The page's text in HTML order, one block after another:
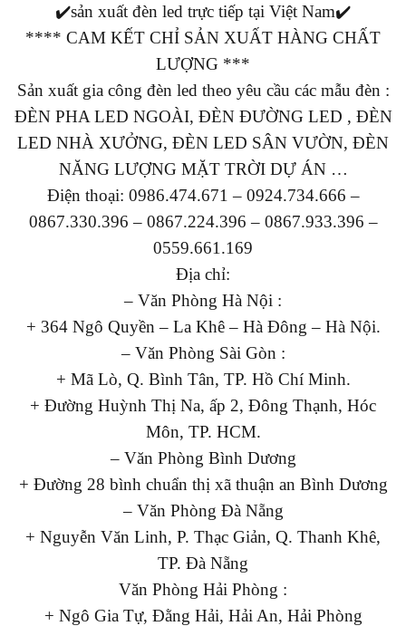
✔️sản xuất đèn led trực tiếp tại Việt Nam✔️
**** CAM KẾT CHỈ SẢN XUẤT HÀNG CHẤT
LƯỢNG ***
Sản xuất gia công đèn led theo yêu cầu các mẫu đèn :
ĐÈN PHA LED NGOÀI, ĐÈN ĐƯỜNG LED , ĐÈN
LED NHÀ XƯỞNG, ĐÈN LED SÂN VƯỜN, ĐÈN
NĂNG LƯỢNG MẶT TRỜI DỰ ÁN …
Điện thoại: 0986.474.671 – 0924.734.666 –
0867.330.396 – 0867.224.396 – 0867.933.396 –
0559.661.169
Địa chỉ:
– Văn Phòng Hà Nội :
+ 364 Ngô Quyền – La Khê – Hà Đông – Hà Nội.
– Văn Phòng Sài Gòn :
+ Mã Lò, Q. Bình Tân, TP. Hồ Chí Minh.
+ Đường Huỳnh Thị Na, ấp 2, Đông Thạnh, Hóc
Môn, TP. HCM.
– Văn Phòng Bình Dương
+ Đường 28 bình chuẩn thị xã thuận an Bình Dương
– Văn Phòng Đà Nẵng
+ Nguyễn Văn Linh, P. Thạc Giản, Q. Thanh Khê,
TP. Đà Nẵng
Văn Phòng Hải Phòng :
+ Ngô Gia Tự, Đằng Hải, Hải An, Hải Phòng